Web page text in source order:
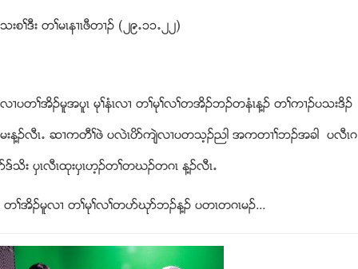
သးစႈဒီး တႈမၚန႕ၚဖီတ႕ဥ (၂၉’၁၁’၂၂)
လ႕ပတႈအိဥမူအပူၚ မုႈနံၚလ႕ တႈမုႈလႈတအိဥဘဥတနံၚန႔ဥ တႈက႕ဥပသးဒိဥ
မးန႔ဥလီၚ’ ဆ႕ကတီႈဖဲ ပလဲၚပိဏက်ဲလ႕ပတသ့ဥညါ အကတ႕ႈဘဥအခါ ပလီၚဂ
ဏဒ္သိး ပွၚလီၚထုးပွၚဟ့ဥတႈတဃဥတဂၚ န႔ဥလီၚ’
တႈအိဥမူလ႕ တႈမုႈလႈတပဏဃုဏဘဥန႔ဥ ပတၚတဂၚမဥ...